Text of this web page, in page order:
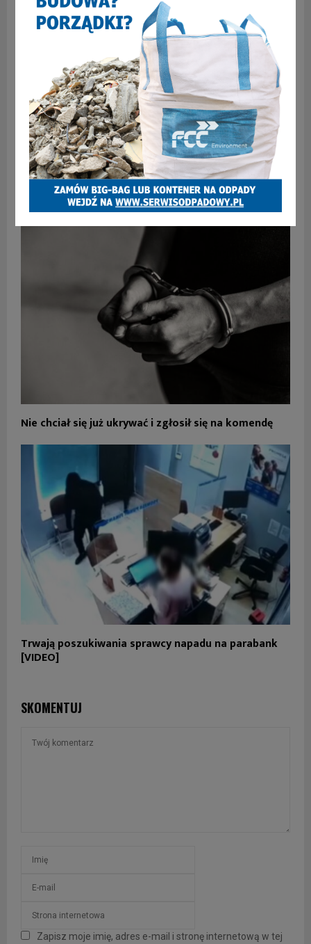
Darmowe przejazdy komunikacją z okazji Sylwestra
Nie chciał się już ukrywać i zgłosił się na komendę
Trwają poszukiwania sprawcy napadu na parabank
[VIDEO]
SKOMENTUJ
Zapisz moje imię, adres e-mail i stronę internetową w tej